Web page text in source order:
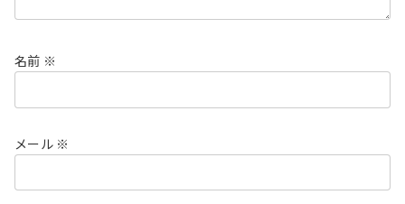
名前 ※
メール ※